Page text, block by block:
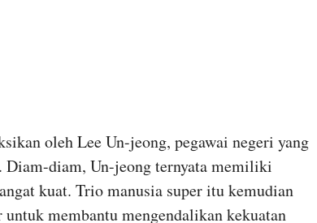
oleh Lee Un-jeong, pegawai negeri yang
Diam-diam, Un-jeong ternyata memiliki
kuat. Trio manusia super itu kemudian
membantu mengendalikan kekuatan